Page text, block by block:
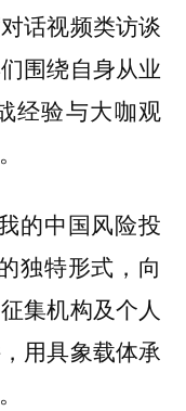
话视频类访谈
围绕自身从业
经验与大咖观
的中国风险投
独特形式，向
集机构及个人
用具象载体承